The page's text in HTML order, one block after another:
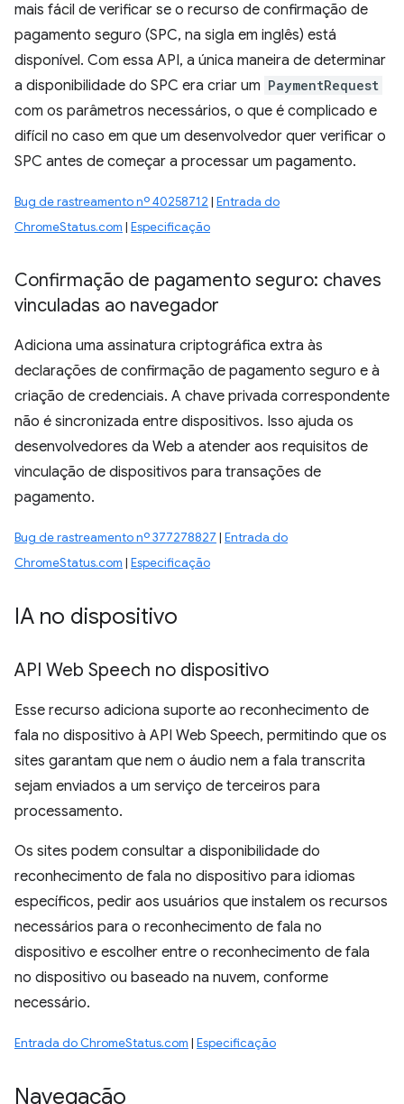
mais fácil de verificar se o recurso de confirmação de
pagamento seguro (SPC, na sigla em inglês) está
disponível. Com essa API, a única maneira de determinar
a disponibilidade do SPC era criar um PaymentRequest
com os parâmetros necessários, o que é complicado e
difícil no caso em que um desenvolvedor quer verificar o
SPC antes de começar a processar um pagamento.
Bug de rastreamento nº 40258712 | Entrada do
ChromeStatus.com | Especificação
Confirmação de pagamento seguro: chaves
vinculadas ao navegador
Adiciona uma assinatura criptográfica extra às
declarações de confirmação de pagamento seguro e à
criação de credenciais. A chave privada correspondente
não é sincronizada entre dispositivos. Isso ajuda os
desenvolvedores da Web a atender aos requisitos de
vinculação de dispositivos para transações de
pagamento.
Bug de rastreamento nº 377278827 | Entrada do
ChromeStatus.com | Especificação
IA no dispositivo
API Web Speech no dispositivo
Esse recurso adiciona suporte ao reconhecimento de
fala no dispositivo à API Web Speech, permitindo que os
sites garantam que nem o áudio nem a fala transcrita
sejam enviados a um serviço de terceiros para
processamento.
Os sites podem consultar a disponibilidade do
reconhecimento de fala no dispositivo para idiomas
específicos, pedir aos usuários que instalem os recursos
necessários para o reconhecimento de fala no
dispositivo e escolher entre o reconhecimento de fala
no dispositivo ou baseado na nuvem, conforme
necessário.
Entrada do ChromeStatus.com | Especificação
Navegação